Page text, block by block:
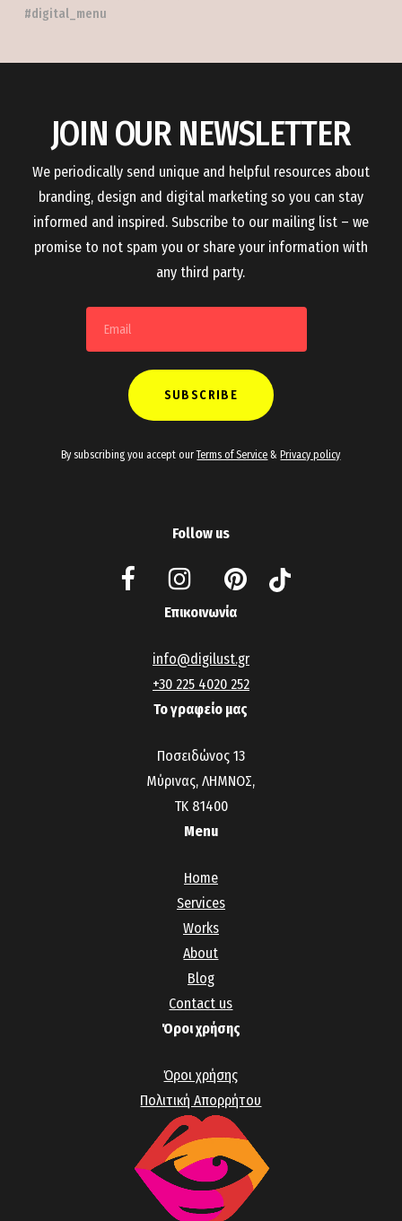
#digital_menu
JOIN OUR NEWSLETTER
We periodically send unique and helpful resources about
branding, design and digital marketing so you can stay
informed and inspired. Subscribe to our mailing list – we
promise to not spam you or share your information with
any third party.
By subscribing you accept ourTerms of Service & Privacy policy
Όροι χρήσης
Όροι χρήσης
Πολιτική Απορρήτου
Menu
Home
Services
Works
About
Blog
Contact us
Το γραφείο μας
Ποσειδώνος 13
Μύρινας, ΛΗΜΝΟΣ,
ΤΚ 81400
Επικοινωνία
info@digilust.gr
+30 225 4020 252
Follow us